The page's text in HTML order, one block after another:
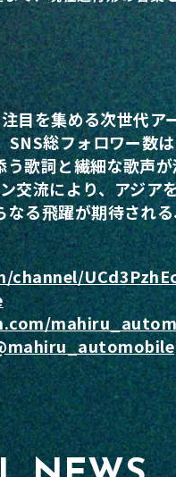
目を集める次世代ア
総フォロワー数
歌詞と繊細な歌声
交流により、アジア
る飛躍が期待され